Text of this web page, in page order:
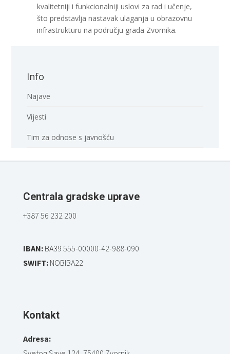
kvalitetniji i funkcionalniji uslovi za rad i učenje,
što predstavlja nastavak ulaganja u obrazovnu
infrastrukturu na području grada Zvornika.
Info
Najave
Vijesti
Tim za odnose s javnošću
Centrala gradske uprave
+387 56 232 200
IBAN:BA39 555-00000-42-988-090
SWIFT:NOBIBA22
Kontakt
Adresa: